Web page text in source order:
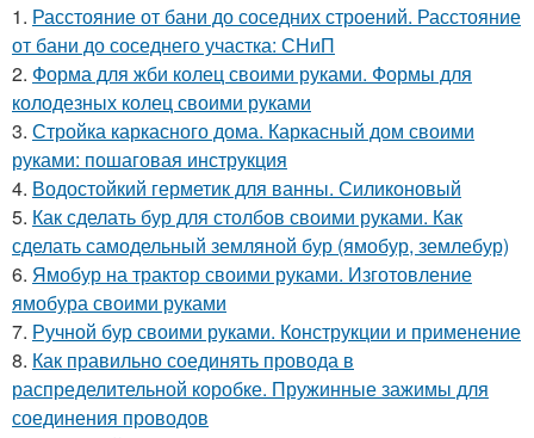
1. Расстояние от бани до соседних строений. Расстояние
от бани до соседнего участка: СНиП
2. Форма для жби колец своими руками. Формы для
колодезных колец своими руками
3. Стройка каркасного дома. Каркасный дом своими
руками: пошаговая инструкция
4. Водостойкий герметик для ванны. Силиконовый
5. Как сделать бур для столбов своими руками. Как
сделать самодельный земляной бур (ямобур, землебур)
6. Ямобур на трактор своими руками. Изготовление
ямобура своими руками
7. Ручной бур своими руками. Конструкции и применение
8. Как правильно соединять провода в
распределительной коробке. Пружинные зажимы для
соединения проводов